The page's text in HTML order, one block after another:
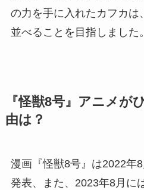
の力を手に入れたカフカは
並べることを目指しました。
『怪獣8号』アニメが
由は？
漫画『怪獣8号』は2022年
発表、また、2023年8月に